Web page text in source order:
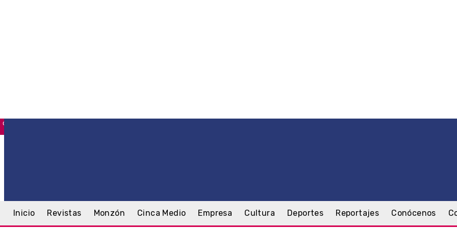
C
Inicio Revistas Monzón Cinca Medio Empresa Cultura Deportes Reportajes Conócenos